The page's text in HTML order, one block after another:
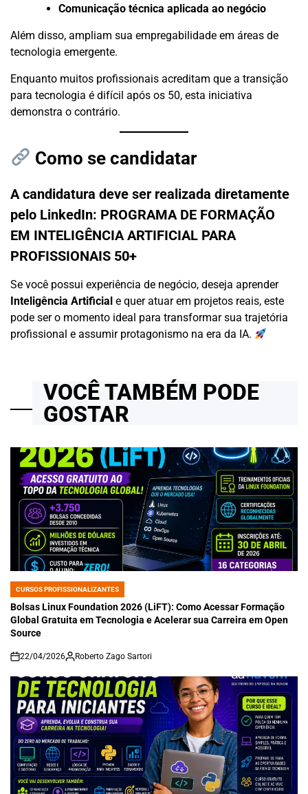
Comunicação técnica aplicada ao negócio
Além disso, ampliam sua empregabilidade em áreas de
tecnologia emergente.
Enquanto muitos profissionais acreditam que a transição
para tecnologia é difícil após os 50, esta iniciativa
demonstra o contrário.
Como se candidatar
A candidatura deve ser realizada diretamente
pelo LinkedIn: PROGRAMA DE FORMAÇÃO
EM INTELIGÊNCIA ARTIFICIAL PARA
PROFISSIONAIS 50+
Se você possui experiência de negócio, deseja aprender
Inteligência Artificial e quer atuar em projetos reais, este
pode ser o momento ideal para transformar sua trajetória
profissional e assumir protagonismo na era da IA.
VOCÊ TAMBÉM PODE
GOSTAR
POSTED
IN
CURSOS PROFISSIONALIZANTES
Bolsas Linux Foundation 2026 (LiFT): Como Acessar Formação
Global Gratuita em Tecnologia e Acelerar sua Carreira em Open
Source
on
22/04/2026 Roberto Zago Sartori